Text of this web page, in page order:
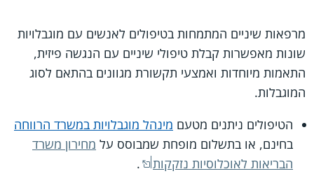
מרפאות שיניים המתמחות בטיפולים לאנשים עם מוגבלויות
שונות מאפשרות קבלת טיפולי שיניים עם הנגשה פיזית,
התאמות מיוחדות ואמצעי תקשורת מגוונים בהתאם לסוג
המוגבלות.
הטיפולים ניתנים מטעם מינהל מוגבלויות במשרד הרווחה
בחינם, או בתשלום מופחת שמבוסס על מחירון משרד
הבריאות לאוכלוסיות נזקקות
.